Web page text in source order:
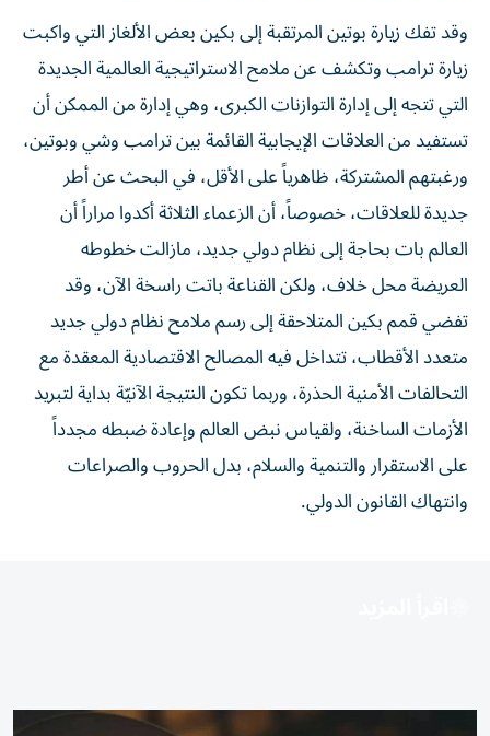
وقد تفك زيارة بوتين المرتقبة إلى بكين بعض الألغاز التي واكبت
زيارة ترامب وتكشف عن ملامح الاستراتيجية العالمية الجديدة
التي تتجه إلى إدارة التوازنات الكبرى، وهي إدارة من الممكن أن
تستفيد من العلاقات الإيجابية القائمة بين ترامب وشي وبوتين،
ورغبتهم المشتركة، ظاهرياً على الأقل، في البحث عن أطر
جديدة للعلاقات، خصوصاً، أن الزعماء الثلاثة أكدوا مراراً أن
العالم بات بحاجة إلى نظام دولي جديد، مازالت خطوطه
العريضة محل خلاف، ولكن القناعة باتت راسخة الآن، وقد
تفضي قمم بكين المتلاحقة إلى رسم ملامح نظام دولي جديد
متعدد الأقطاب، تتداخل فيه المصالح الاقتصادية المعقدة مع
التحالفات الأمنية الحذرة، وربما تكون النتيجة الآنيّة بداية لتبريد
الأزمات الساخنة، ولقياس نبض العالم وإعادة ضبطه مجدداً
على الاستقرار والتنمية والسلام، بدل الحروب والصراعات
وانتهاك القانون الدولي.